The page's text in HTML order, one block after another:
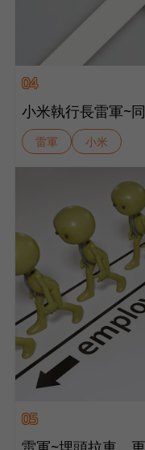
04
小米執行長雷軍~
雷軍 小米
05